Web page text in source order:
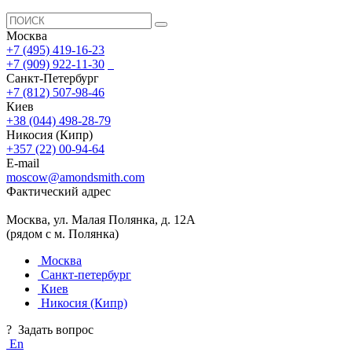
Москва
+7 (495) 419-16-23
+7 (909) 922-11-30
Санкт-Петербург
+7 (812) 507-98-46
Киев
+38 (044) 498-28-79
Никосия (Кипр)
+357 (22) 00-94-64
E-mail
moscow@amondsmith.com
Фактический адрес
Москва, ул. Малая Полянка, д. 12А
(рядом с м. Полянка)
Москва
Санкт-петербург
Киев
Никосия (Кипр)
? Задать вопрос
En